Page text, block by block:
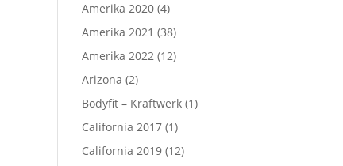
Amerika 2020 (4)
Amerika 2021 (38)
Amerika 2022 (12)
Arizona (2)
Bodyfit – Kraftwerk (1)
California 2017 (1)
California 2019 (12)